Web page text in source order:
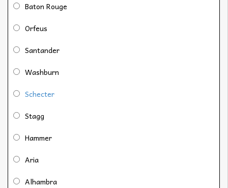
Baton Rouge
Orfeus
Santander
Washburn
Schecter
Stagg
Hammer
Aria
Alhambra